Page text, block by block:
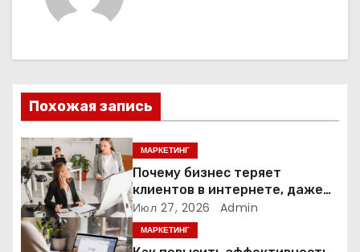
и
я
п
о
з
а
Похожая запись
МАРКЕТИНГ
Почему бизнес теряет
клиентов в интернете, даже
если у него есть сайт
Июл 27, 2026 Admin
МАРКЕТИНГ